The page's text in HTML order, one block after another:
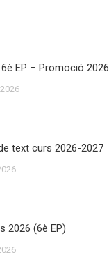
EP – Promoció 2026
text curs 2026-2027
2026 (6è EP)